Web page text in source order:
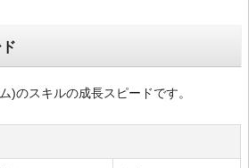
)のスキルの成長スピードです。